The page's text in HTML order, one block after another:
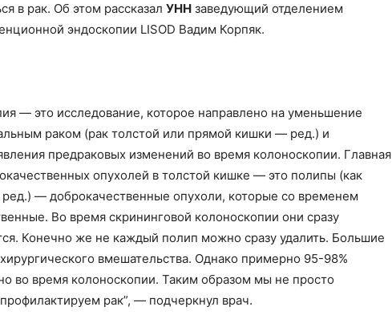
в рак. Об этом рассказал УНН заведующий отделением
эндоскопии LISOD Вадим Корпяк.
— это исследование, которое направлено на уменьшение
раком (рак толстой или прямой кишки — ред.) и
предраковых изменений во время колоноскопии. Главная
опухолей в толстой кишке — это полипы (как
— доброкачественные опухоли, которые со временем
Во время скрининговой колоноскопии они сразу
Конечно же не каждый полип можно сразу удалить. Большие
вмешательства. Однако примерно 95-98%
во время колоноскопии. Таким образом мы не просто
рак”, — подчеркнул врач.